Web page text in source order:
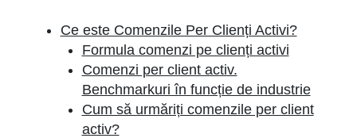
Ce este Comenzile Per Clienți Activi?
Formula comenzi pe clienți activi
Comenzi per client activ.
Benchmarkuri în funcție de industrie
Cum să urmăriți comenzile per client
activ?